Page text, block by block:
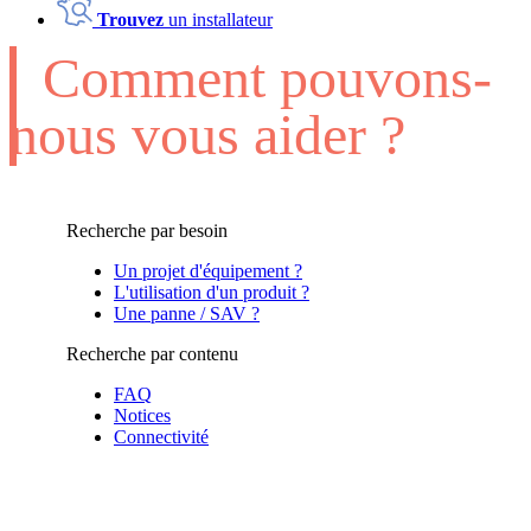
Trouvez un installateur
Comment pouvons-
nous vous aider ?
Recherche par besoin
Un projet d'équipement ?
L'utilisation d'un produit ?
Une panne / SAV ?
Recherche par contenu
FAQ
Notices
Connectivité